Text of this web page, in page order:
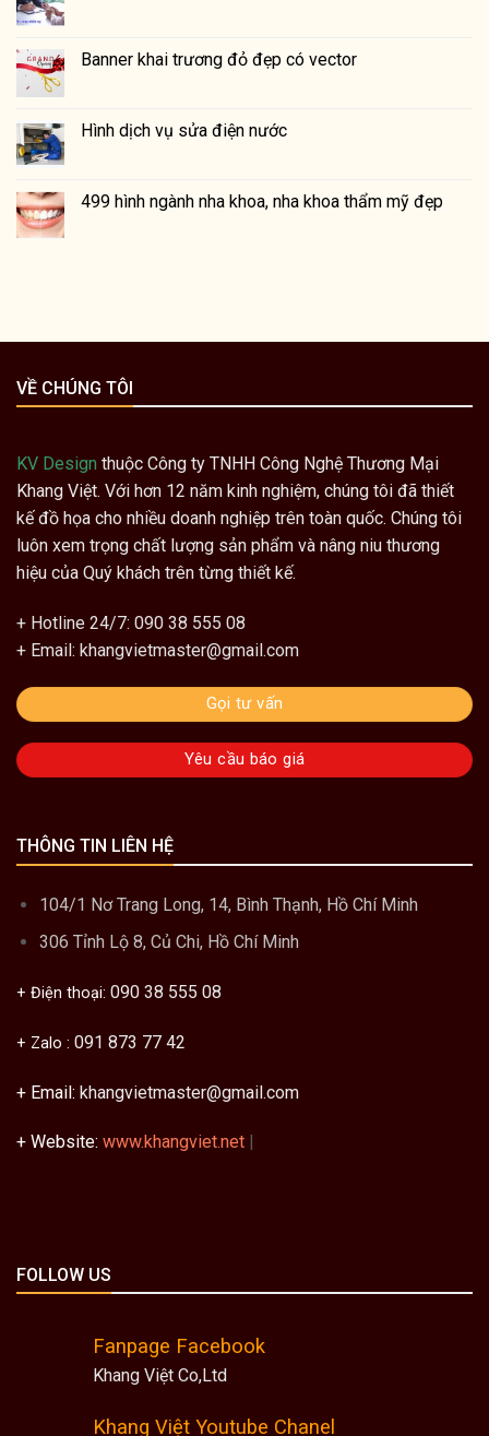
Banner khai trương đỏ đẹp có vector
Hình dịch vụ sửa điện nước
499 hình ngành nha khoa, nha khoa thẩm mỹ đẹp
VỀ CHÚNG TÔI
KV Design thuộc Công ty TNHH Công Nghệ Thương Mại
Khang Việt. Với hơn 12 năm kinh nghiệm, chúng tôi đã thiết
kế đồ họa cho nhiều doanh nghiệp trên toàn quốc. Chúng tôi
luôn xem trọng chất lượng sản phẩm và nâng niu thương
hiệu của Quý khách trên từng thiết kế.
+ Hotline 24/7: 090 38 555 08
+ Email: khangvietmaster@gmail.com
Gọi tư vấn
Yêu cầu báo giá
THÔNG TIN LIÊN HỆ
104/1 Nơ Trang Long, 14, Bình Thạnh, Hồ Chí Minh
306 Tỉnh Lộ 8, Củ Chi, Hồ Chí Minh
+ Điện thoại: 090 38 555 08
+ Zalo : 091 873 77 42
+ Email: khangvietmaster@gmail.com
+ Website: www.khangviet.net
FOLLOW US
Fanpage Facebook
Khang Việt Co,Ltd
Khang Việt Youtube Chanel